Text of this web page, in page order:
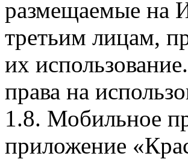
размещаемые на
третьим лицам,
их
права на
1.8. Мобильное
приложение